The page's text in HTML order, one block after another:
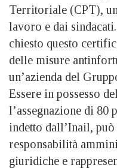
Territoriale (CPT),
lavoro e dai
chiesto questo
delle misure
un’azienda del
Essere in possesso
l’assegnazione di 80
indetto dall’Inail,
responsabilità
giuridiche e